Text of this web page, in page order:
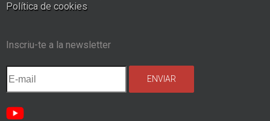
Política de cookies
Inscriu-te a la newsletter